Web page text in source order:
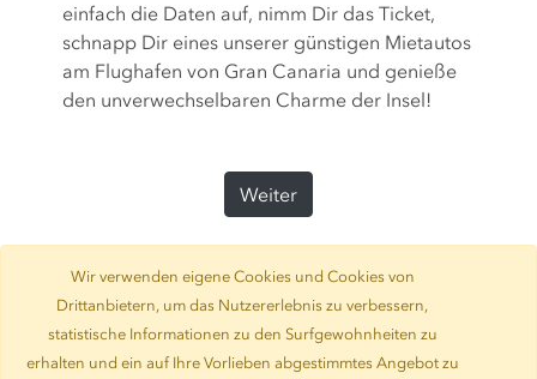
einfach die Daten auf, nimm Dir das Ticket,
schnapp Dir eines unserer günstigen Mietautos
am Flughafen von Gran Canaria und genieße
den unverwechselbaren Charme der Insel!
Weiter
Wir verwenden eigene Cookies und Cookies von
Drittanbietern, um das Nutzererlebnis zu verbessern,
statistische Informationen zu den Surfgewohnheiten zu
erhalten und ein auf Ihre Vorlieben abgestimmtes Angebot zu